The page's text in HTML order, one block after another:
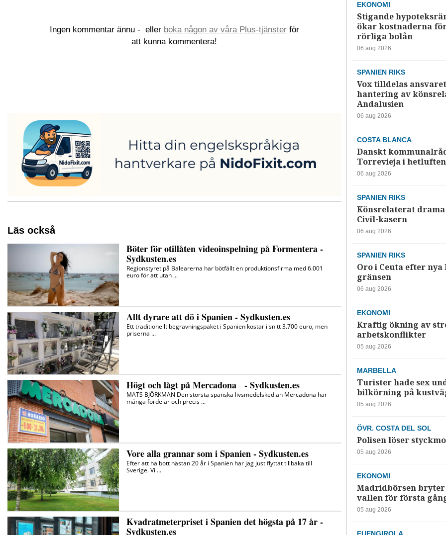
Ingen kommentar ännu - eller boka någon av våra Plus-tjänsterför
att kunna kommentera!
EKONOMI
Stigande
ökar kostnaderna
rörliga bolån
06 aug 2026
SPANIEN RIKS
Vox tilldelas
hantering av
Andalusien
06 aug 2026
COSTA BLANCA
Danskt
Torrevieja i hetluften
06 aug 2026
SPANIEN RIKS
Könsrelaterat
Civil-kasern
06 aug 2026
SPANIEN RIKS
Oro i Ceuta efter
gränsen
06 aug 2026
EKONOMI
Kraftig ökning av
arbetskonflikter
05 aug 2026
MARBELLA
Turister hade sex
bilkörning på
05 aug 2026
ÖVR. COSTA DEL SOL
Polisen löser
05 aug 2026
EKONOMI
Madridbörsen bryter
vallen för första
05 aug 2026